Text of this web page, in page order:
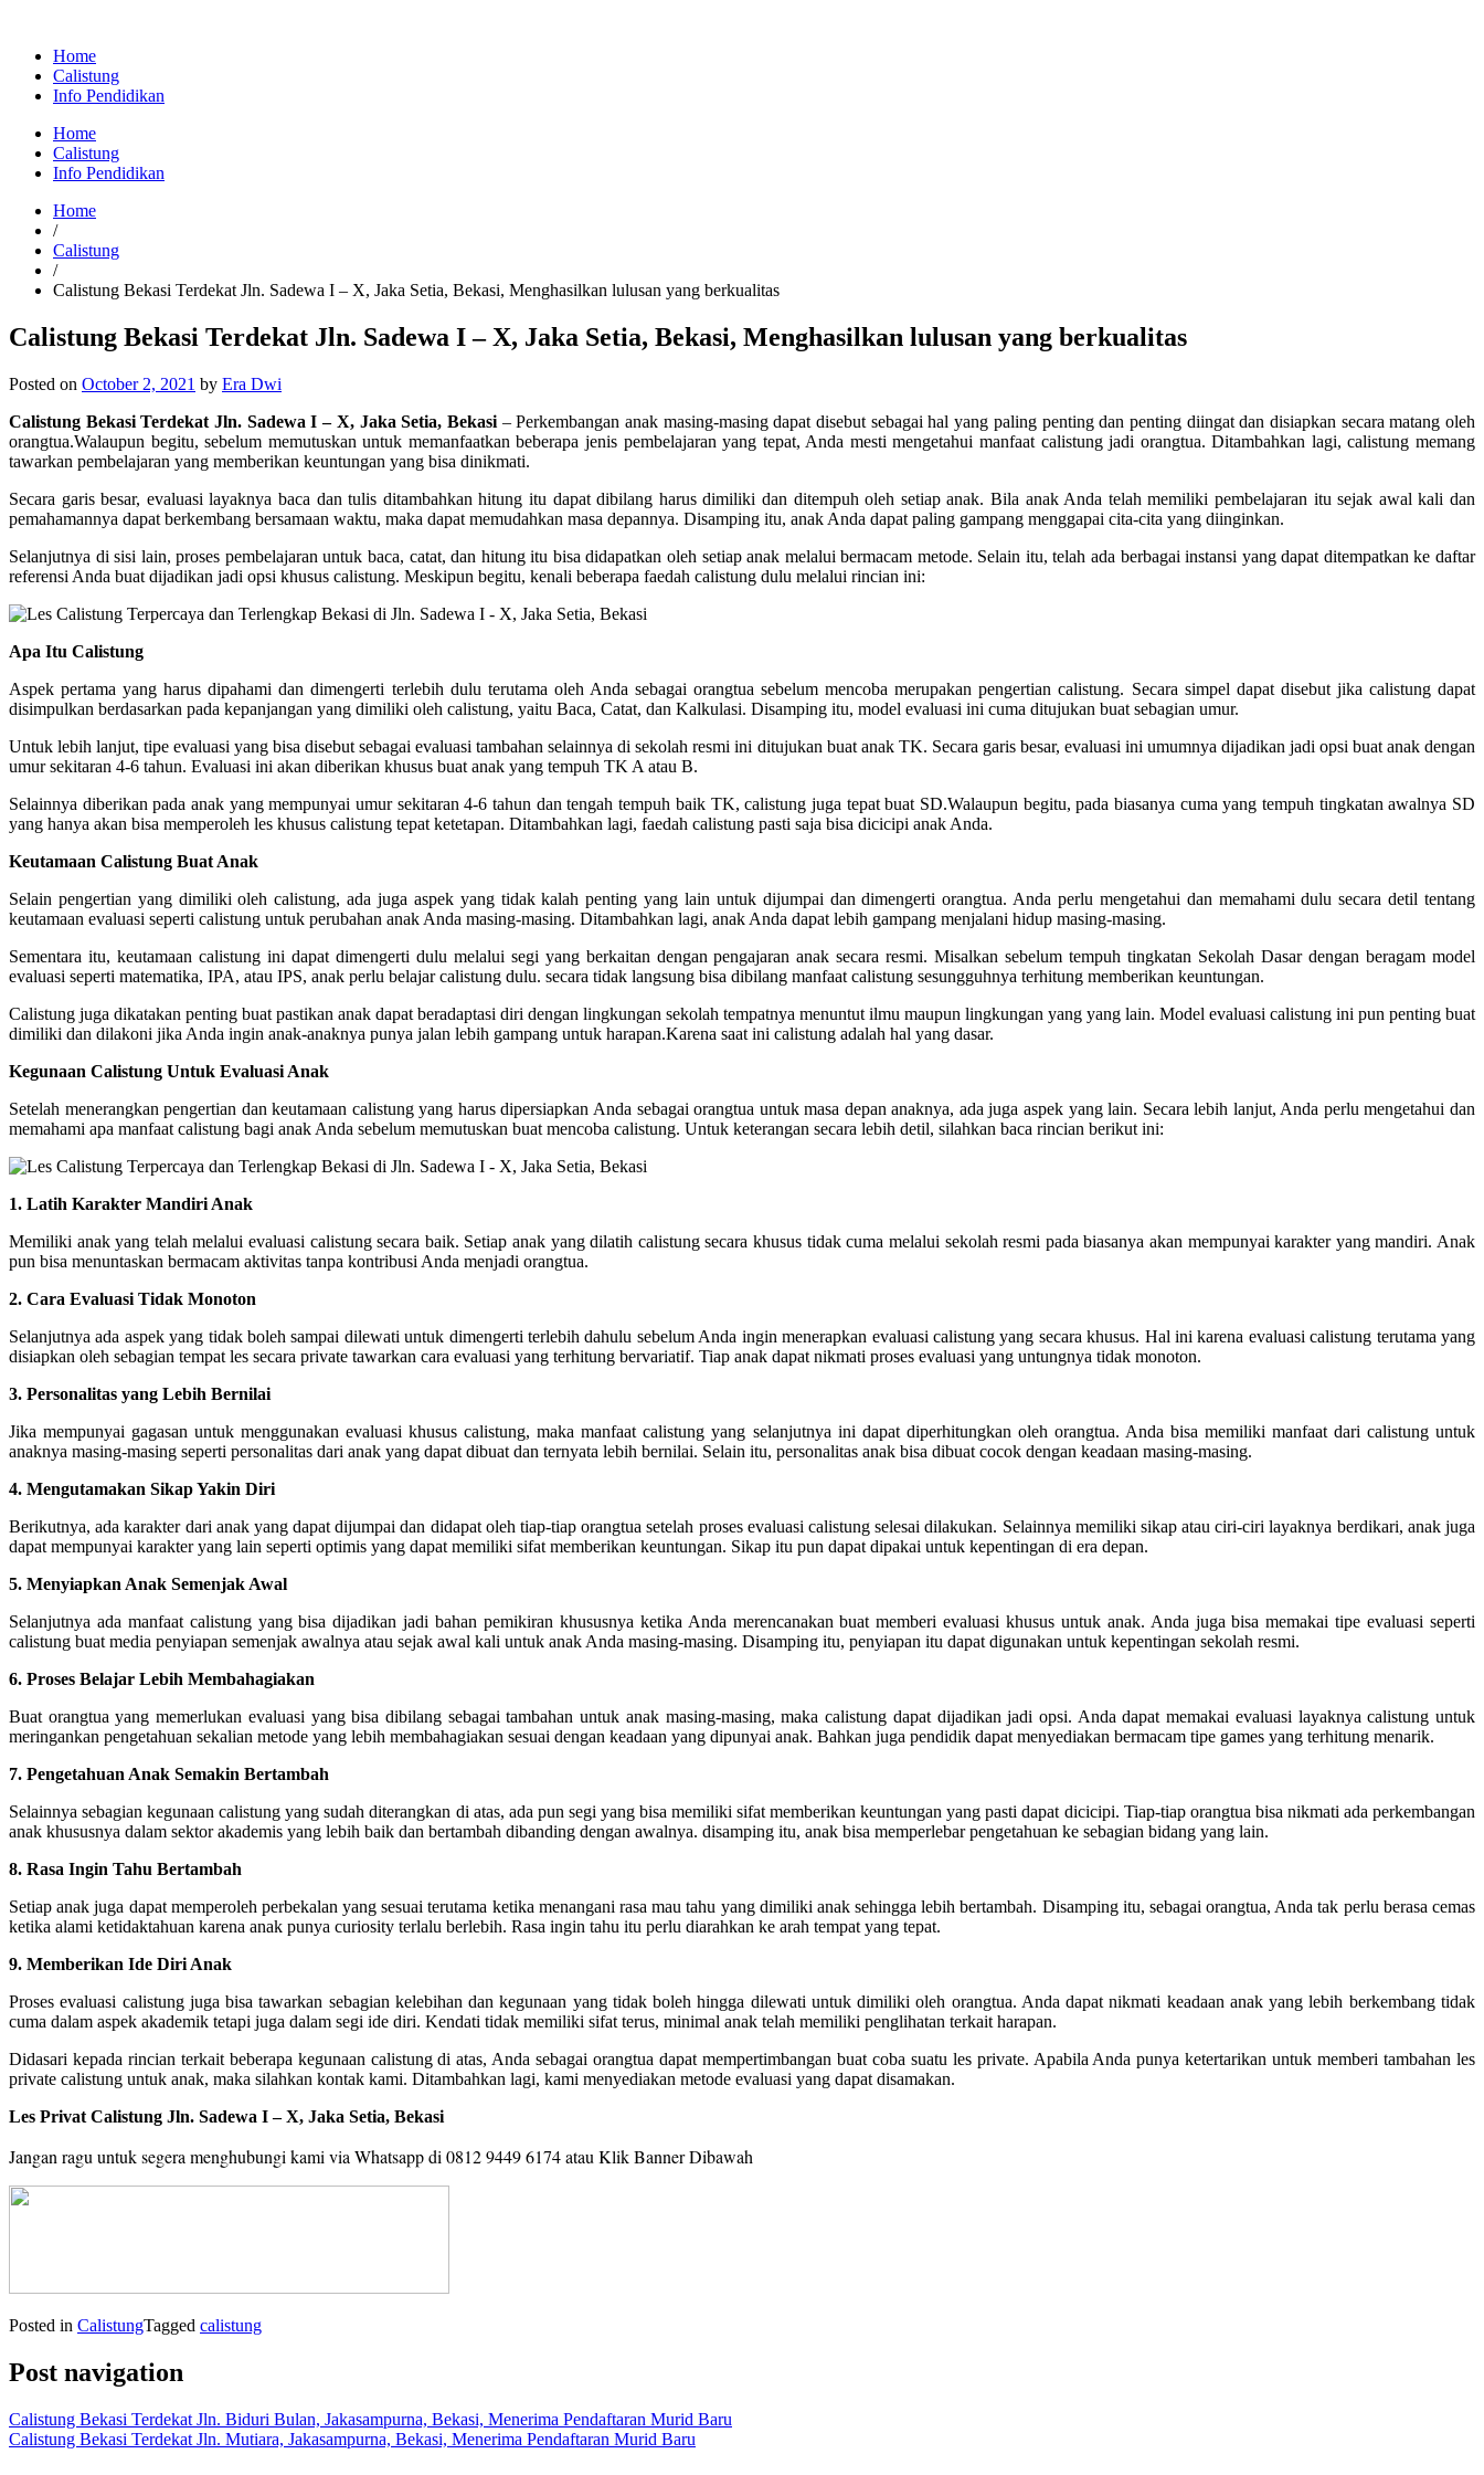
Home
Calistung
Info Pendidikan
Home
Calistung
Info Pendidikan
Home
/
Calistung
/
Calistung Bekasi Terdekat Jln. Sadewa I – X, Jaka Setia, Bekasi, Menghasilkan lulusan yang berkualitas
Calistung Bekasi Terdekat Jln. Sadewa I – X, Jaka Setia, Bekasi, Menghasilkan lulusan yang berkualitas
Posted on October 2, 2021 by Era Dwi
Calistung Bekasi Terdekat Jln. Sadewa I – X, Jaka Setia, Bekasi –Perkembangan anak masing-masing dapat disebut sebagai hal yang paling penting dan penting diingat dan disiapkan secara matang oleh
orangtua.Walaupun begitu, sebelum memutuskan untuk memanfaatkan beberapa jenis pembelajaran yang tepat, Anda mesti mengetahui manfaat calistung jadi orangtua. Ditambahkan lagi, calistung memang
tawarkan pembelajaran yang memberikan keuntungan yang bisa dinikmati.
Secara garis besar, evaluasi layaknya baca dan tulis ditambahkan hitung itu dapat dibilang harus dimiliki dan ditempuh oleh setiap anak. Bila anak Anda telah memiliki pembelajaran itu sejak awal kali dan
pemahamannya dapat berkembang bersamaan waktu, maka dapat memudahkan masa depannya. Disamping itu, anak Anda dapat paling gampang menggapai cita-cita yang diinginkan.
Selanjutnya di sisi lain, proses pembelajaran untuk baca, catat, dan hitung itu bisa didapatkan oleh setiap anak melalui bermacam metode. Selain itu, telah ada berbagai instansi yang dapat ditempatkan ke daftar
referensi Anda buat dijadikan jadi opsi khusus calistung. Meskipun begitu, kenali beberapa faedah calistung dulu melalui rincian ini:
Apa Itu Calistung
Aspek pertama yang harus dipahami dan dimengerti terlebih dulu terutama oleh Anda sebagai orangtua sebelum mencoba merupakan pengertian calistung. Secara simpel dapat disebut jika calistung dapat
disimpulkan berdasarkan pada kepanjangan yang dimiliki oleh calistung, yaitu Baca, Catat, dan Kalkulasi. Disamping itu, model evaluasi ini cuma ditujukan buat sebagian umur.
Untuk lebih lanjut, tipe evaluasi yang bisa disebut sebagai evaluasi tambahan selainnya di sekolah resmi ini ditujukan buat anak TK. Secara garis besar, evaluasi ini umumnya dijadikan jadi opsi buat anak dengan
umur sekitaran 4-6 tahun. Evaluasi ini akan diberikan khusus buat anak yang tempuh TK A atau B.
Selainnya diberikan pada anak yang mempunyai umur sekitaran 4-6 tahun dan tengah tempuh baik TK, calistung juga tepat buat SD.Walaupun begitu, pada biasanya cuma yang tempuh tingkatan awalnya SD
yang hanya akan bisa memperoleh les khusus calistung tepat ketetapan. Ditambahkan lagi, faedah calistung pasti saja bisa dicicipi anak Anda.
Keutamaan Calistung Buat Anak
Selain pengertian yang dimiliki oleh calistung, ada juga aspek yang tidak kalah penting yang lain untuk dijumpai dan dimengerti orangtua. Anda perlu mengetahui dan memahami dulu secara detil tentang
keutamaan evaluasi seperti calistung untuk perubahan anak Anda masing-masing. Ditambahkan lagi, anak Anda dapat lebih gampang menjalani hidup masing-masing.
Sementara itu, keutamaan calistung ini dapat dimengerti dulu melalui segi yang berkaitan dengan pengajaran anak secara resmi. Misalkan sebelum tempuh tingkatan Sekolah Dasar dengan beragam model
evaluasi seperti matematika, IPA, atau IPS, anak perlu belajar calistung dulu. secara tidak langsung bisa dibilang manfaat calistung sesungguhnya terhitung memberikan keuntungan.
Calistung juga dikatakan penting buat pastikan anak dapat beradaptasi diri dengan lingkungan sekolah tempatnya menuntut ilmu maupun lingkungan yang yang lain. Model evaluasi calistung ini pun penting buat
dimiliki dan dilakoni jika Anda ingin anak-anaknya punya jalan lebih gampang untuk harapan.Karena saat ini calistung adalah hal yang dasar.
Kegunaan Calistung Untuk Evaluasi Anak
Setelah menerangkan pengertian dan keutamaan calistung yang harus dipersiapkan Anda sebagai orangtua untuk masa depan anaknya, ada juga aspek yang lain. Secara lebih lanjut, Anda perlu mengetahui dan
memahami apa manfaat calistung bagi anak Anda sebelum memutuskan buat mencoba calistung. Untuk keterangan secara lebih detil, silahkan baca rincian berikut ini:
1. Latih Karakter Mandiri Anak
Memiliki anak yang telah melalui evaluasi calistung secara baik. Setiap anak yang dilatih calistung secara khusus tidak cuma melalui sekolah resmi pada biasanya akan mempunyai karakter yang mandiri. Anak
pun bisa menuntaskan bermacam aktivitas tanpa kontribusi Anda menjadi orangtua.
2. Cara Evaluasi Tidak Monoton
Selanjutnya ada aspek yang tidak boleh sampai dilewati untuk dimengerti terlebih dahulu sebelum Anda ingin menerapkan evaluasi calistung yang secara khusus. Hal ini karena evaluasi calistung terutama yang
disiapkan oleh sebagian tempat les secara private tawarkan cara evaluasi yang terhitung bervariatif. Tiap anak dapat nikmati proses evaluasi yang untungnya tidak monoton.
3. Personalitas yang Lebih Bernilai
Jika mempunyai gagasan untuk menggunakan evaluasi khusus calistung, maka manfaat calistung yang selanjutnya ini dapat diperhitungkan oleh orangtua. Anda bisa memiliki manfaat dari calistung untuk
anaknya masing-masing seperti personalitas dari anak yang dapat dibuat dan ternyata lebih bernilai. Selain itu, personalitas anak bisa dibuat cocok dengan keadaan masing-masing.
4. Mengutamakan Sikap Yakin Diri
Berikutnya, ada karakter dari anak yang dapat dijumpai dan didapat oleh tiap-tiap orangtua setelah proses evaluasi calistung selesai dilakukan. Selainnya memiliki sikap atau ciri-ciri layaknya berdikari, anak juga
dapat mempunyai karakter yang lain seperti optimis yang dapat memiliki sifat memberikan keuntungan. Sikap itu pun dapat dipakai untuk kepentingan di era depan.
5. Menyiapkan Anak Semenjak Awal
Selanjutnya ada manfaat calistung yang bisa dijadikan jadi bahan pemikiran khususnya ketika Anda merencanakan buat memberi evaluasi khusus untuk anak. Anda juga bisa memakai tipe evaluasi seperti
calistung buat media penyiapan semenjak awalnya atau sejak awal kali untuk anak Anda masing-masing. Disamping itu, penyiapan itu dapat digunakan untuk kepentingan sekolah resmi.
6. Proses Belajar Lebih Membahagiakan
Buat orangtua yang memerlukan evaluasi yang bisa dibilang sebagai tambahan untuk anak masing-masing, maka calistung dapat dijadikan jadi opsi. Anda dapat memakai evaluasi layaknya calistung untuk
meringankan pengetahuan sekalian metode yang lebih membahagiakan sesuai dengan keadaan yang dipunyai anak. Bahkan juga pendidik dapat menyediakan bermacam tipe games yang terhitung menarik.
7. Pengetahuan Anak Semakin Bertambah
Selainnya sebagian kegunaan calistung yang sudah diterangkan di atas, ada pun segi yang bisa memiliki sifat memberikan keuntungan yang pasti dapat dicicipi. Tiap-tiap orangtua bisa nikmati ada perkembangan
anak khususnya dalam sektor akademis yang lebih baik dan bertambah dibanding dengan awalnya. disamping itu, anak bisa memperlebar pengetahuan ke sebagian bidang yang lain.
8. Rasa Ingin Tahu Bertambah
Setiap anak juga dapat memperoleh perbekalan yang sesuai terutama ketika menangani rasa mau tahu yang dimiliki anak sehingga lebih bertambah. Disamping itu, sebagai orangtua, Anda tak perlu berasa cemas
ketika alami ketidaktahuan karena anak punya curiosity terlalu berlebih. Rasa ingin tahu itu perlu diarahkan ke arah tempat yang tepat.
9. Memberikan Ide Diri Anak
Proses evaluasi calistung juga bisa tawarkan sebagian kelebihan dan kegunaan yang tidak boleh hingga dilewati untuk dimiliki oleh orangtua. Anda dapat nikmati keadaan anak yang lebih berkembang tidak
cuma dalam aspek akademik tetapi juga dalam segi ide diri. Kendati tidak memiliki sifat terus, minimal anak telah memiliki penglihatan terkait harapan.
Didasari kepada rincian terkait beberapa kegunaan calistung di atas, Anda sebagai orangtua dapat mempertimbangan buat coba suatu les private. Apabila Anda punya ketertarikan untuk memberi tambahan les
private calistung untuk anak, maka silahkan kontak kami. Ditambahkan lagi, kami menyediakan metode evaluasi yang dapat disamakan.
Les Privat Calistung Jln. Sadewa I – X, Jaka Setia, Bekasi
Jangan ragu untuk segera menghubungi kami via Whatsapp di 0812 9449 6174 atau Klik Banner Dibawah
Posted in CalistungTagged calistung
Post navigation
Calistung Bekasi Terdekat Jln. Biduri Bulan, Jakasampurna, Bekasi, Menerima Pendaftaran Murid Baru
Calistung Bekasi Terdekat Jln. Mutiara, Jakasampurna, Bekasi, Menerima Pendaftaran Murid Baru